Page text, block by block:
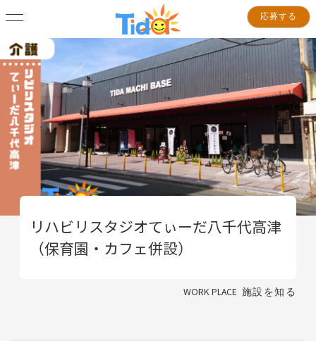
応募する
リハビリスタジオてぃーだ八千代高津
（保育園・カフェ併設）
WORK PLACE 施設を知る